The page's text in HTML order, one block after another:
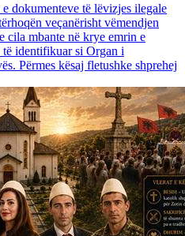
dokumenteve të lëvizjes ilegale
veçanërisht vëmendjen
cila mbante në krye emrin e
identifikuar si Organ i
Përmes kësaj fletushke shprehej